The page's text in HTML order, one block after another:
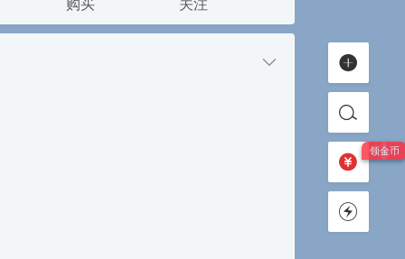
购买 关注